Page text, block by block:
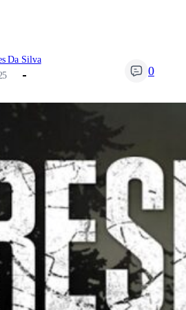
Da Silva
0